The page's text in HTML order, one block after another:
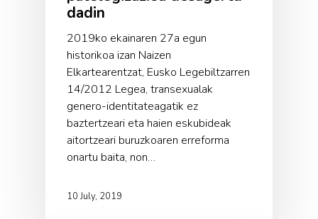
dadin
2019ko ekainaren 27a egun
historikoa izan Naizen
Elkartearentzat, Eusko Legebiltzarren
14/2012 Legea, transexualak
genero-identitateagatik ez
baztertzeari eta haien eskubideak
aitortzeari buruzkoaren erreforma
onartu baita, non…
10 July, 2019